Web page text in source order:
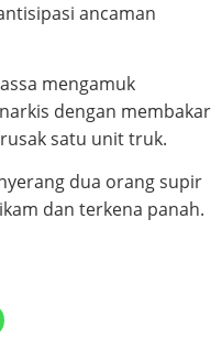
ancaman
mengamuk
dengan membakar
satu unit truk.
dua orang supir
dan terkena panah.